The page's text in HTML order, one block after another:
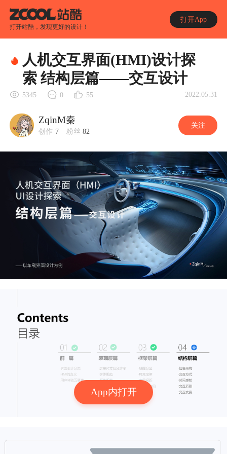
打开站酷，发现更好的设计！
打开App
App内打开
人机交互界面(HMI)设计探
索 结构层篇——交互设计
5345 0 55 2022.05.31
ZqinM秦
创作 7 粉丝 82
关注